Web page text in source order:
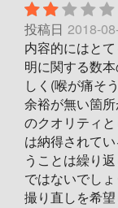
投稿日 2018-
内容的にはと
明に関する数
しく(喉が痛そ
余裕が無い箇
のクオリティ
は納得されて
うことは繰り
ではないでし
撮り直しを希望